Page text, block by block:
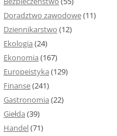
I ROZMIAR PRACY
DYPLOMOWEJ –
NUMEROWANIE
I
W PRACY
Doradztwo zawodowe(11)
Dziennikarstwo (12)
Ekologia (24)
Ekonomia (167)
Europeistyka (129)
Finanse(241)
Gastronomia (22)
Giełda (39)
Handel(71)